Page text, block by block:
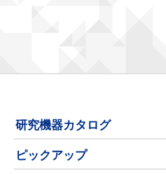
研究機器カタログ
ピックアップ